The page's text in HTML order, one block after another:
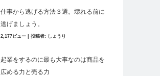
仕事から逃げる方法３選。壊れる前に
逃げましょう。
2,177ビュー 投稿者: しょうり
起業をするのに最も大事なのは商品を
広める力と売る力